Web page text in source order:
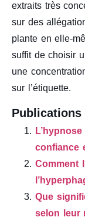
extraits très
sur des
plante en elle-
suffit de choisir
une
sur l’étiquette.
confiance
Comment
Que
selon leur